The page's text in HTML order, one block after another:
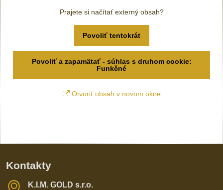
Prajete si načítať externý obsah?
Povoliť tentokrát
Povoliť a zapamätať - súhlas s druhom cookie:
Funkčné
Otvoriť obsah v novom okne
Kontakty
K​​.I​​.M​​. GOLD s​​.r​​.o​​.